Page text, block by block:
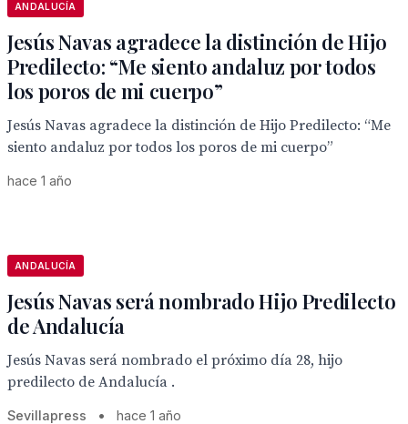
ANDALUCÍA
Jesús Navas agradece la distinción de Hijo
Predilecto: “Me siento andaluz por todos
los poros de mi cuerpo”
Jesús Navas agradece la distinción de Hijo Predilecto: “Me
siento andaluz por todos los poros de mi cuerpo”
hace 1 año
ANDALUCÍA
Jesús Navas será nombrado Hijo Predilecto
de Andalucía
Jesús Navas será nombrado el próximo día 28, hijo
predilecto de Andalucía .
Sevillapress • hace 1 año